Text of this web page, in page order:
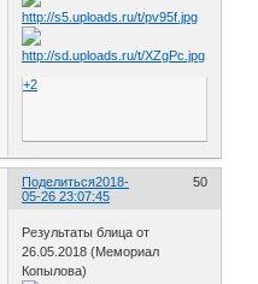
+2
Поделиться 50
2018-
05-26 23:07:45
Результаты блица от
26.05.2018 (Мемориал
Копылова)